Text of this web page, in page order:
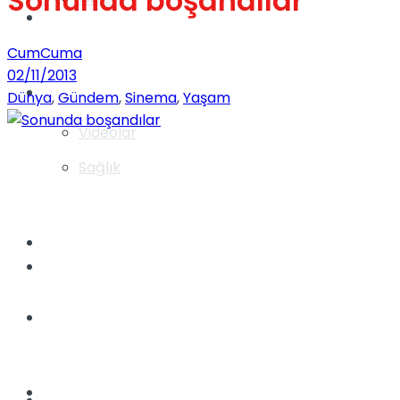
Videolar
Gündem
Yaşam
Sağlık
CumCuma
02/11/2013
Dünya,Gündem,Sinema,Yaşam